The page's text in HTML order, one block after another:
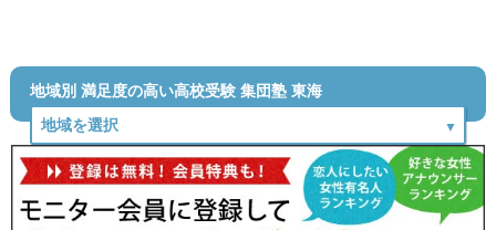
地域別 満足度の高い高校受験 集団塾 東海